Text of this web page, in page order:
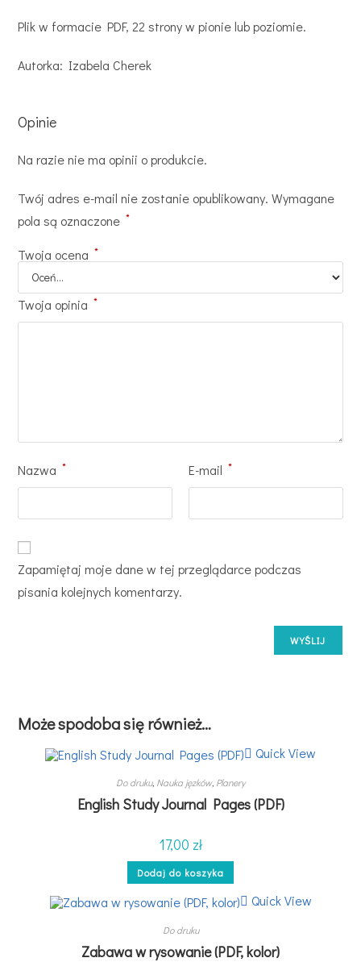
Plik w formacie PDF, 22 strony w pionie lub poziomie.
Autorka: Izabela Cherek
Opinie
Na razie nie ma opinii o produkcie.
Twój adres e-mail nie zostanie opublikowany. Wymagane
pola są oznaczone *
Twoja ocena *
Twoja opinia *
Nazwa * E-mail *
Zapamiętaj moje dane w tej przeglądarce podczas
pisania kolejnych komentarzy.
Może spodoba się również…
Quick View
Do druku, Nauka jęzków, Planery
English Study Journal Pages (PDF)
17,00 zł
Dodaj do koszyka
Quick View
Do druku
Zabawa w rysowanie (PDF, kolor)